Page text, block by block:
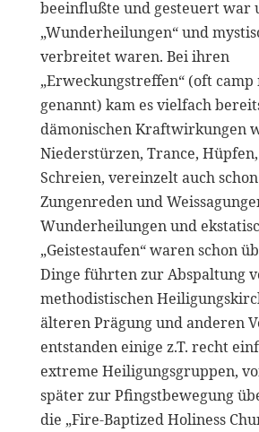
beeinflußte und gesteuert war
„Wunderheilungen“ und
verbreitet waren. Bei ihren
„Erweckungstreffen“ (oft camp
genannt) kam es vielfach
dämonischen Kraftwirkungen
Niederstürzen, Trance,
Schreien, vereinzelt auch
Zungenreden und
Wunderheilungen und
„Geistestaufen“ waren schon
Dinge führten zur Abspaltung
methodistischen
älteren Prägung und anderen
entstanden einige z.T. recht
extreme Heiligungsgruppen,
später zur Pfingstbewegung
die „Fire-Baptized Holiness